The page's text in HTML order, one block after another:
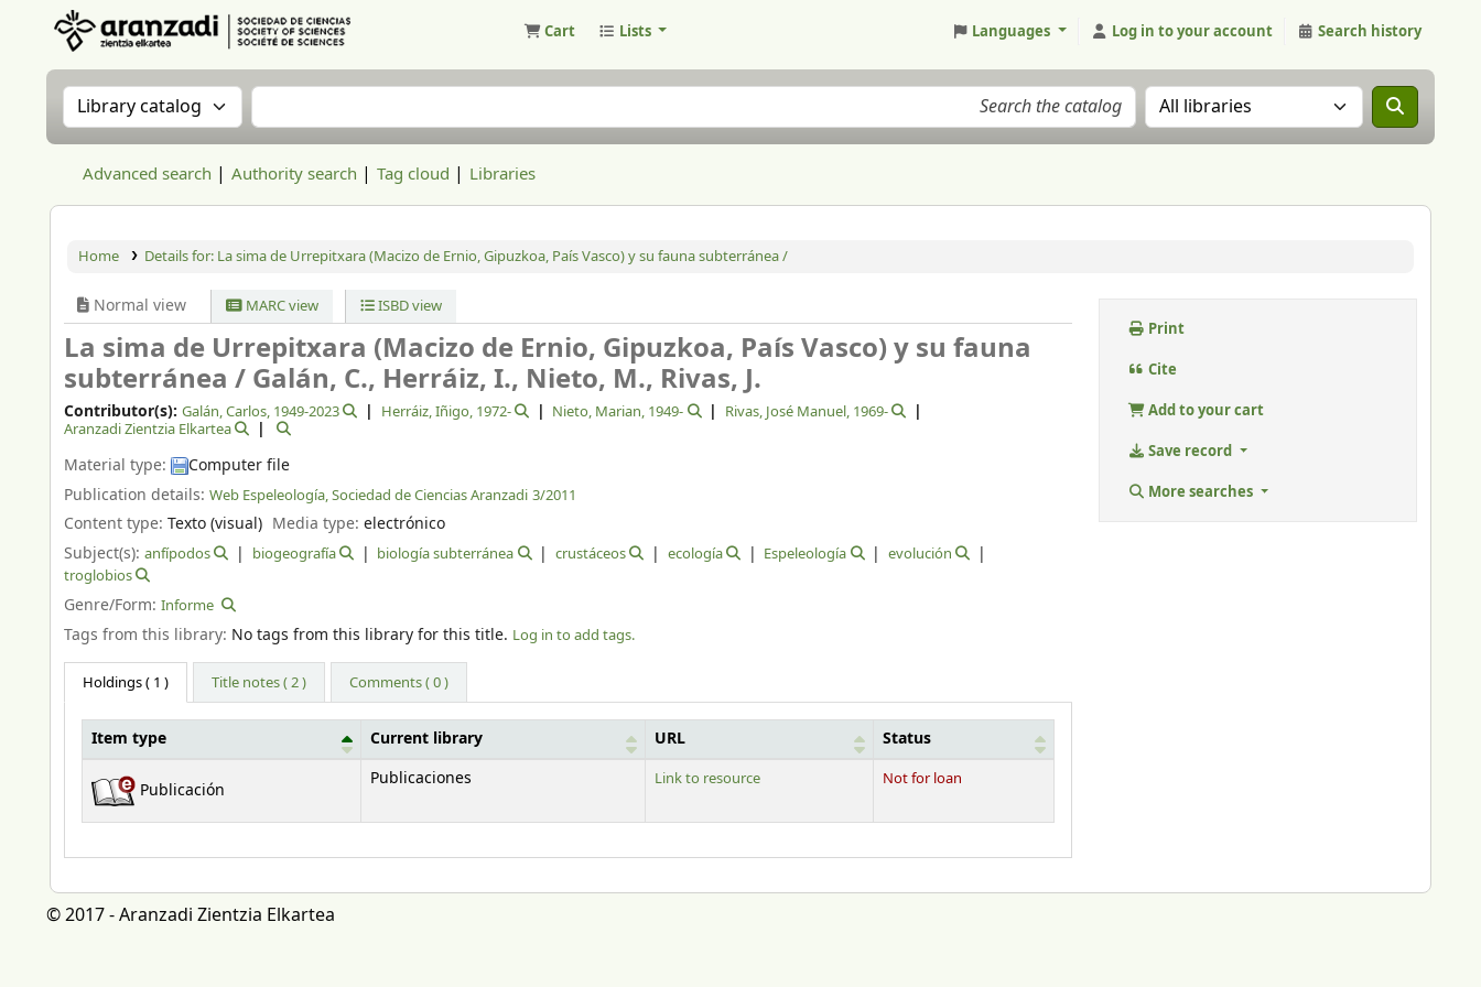
Cart Lists Languages Log in to your account Search history
Search the catalog by:Search the catalog Search the catalog in:
Advanced search Authority search Tag cloud Libraries
Home Details for: La sima de Urrepitxara (Macizo de Ernio, Gipuzkoa, País Vasco) y su fauna subterránea /
Normal view MARC view ISBD view
La sima de Urrepitxara (Macizo de Ernio, Gipuzkoa, País Vasco) y su fauna
subterránea /Galán, C., Herráiz, I., Nieto, M., Rivas, J.
Contributor(s): Galán, Carlos, 1949-2023 Herráiz, Iñigo, 1972- Nieto, Marian, 1949- Rivas, José Manuel, 1969-
Aranzadi Zientzia Elkartea
Material type:
Computer file
Publication details: Web Espeleología, Sociedad de Ciencias Aranzadi 3/2011
Content type: Texto (visual) Media type:electrónico
Subject(s): anfípodos biogeografía biología subterránea crustáceos ecología Espeleología
evolución
troglobios
Genre/Form: Informe
Tags from this library: No tags from this library for this title. Log in to add tags.
Holdings( 1 ) Title notes ( 2 ) Comments ( 0 )
Holdings
Item type Current library URL Status
Publicación
Publicaciones Link to resource Not for loan
Print
Cite
Add to your cart
Save record
More searches
© 2017 - Aranzadi Zientzia Elkartea